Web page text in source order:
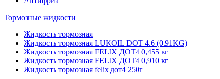
Тормозные жидкости
Жидкость тормозная
Жидкость тормозная LUKOIL DOT 4.6 (0.91KG)
Жидкость тормозная FELIX ДОТ4 0,455 кг
Жидкость тормозная FELIX ДОТ4 0,910 кг
Жидкость тормозная felix дот4 250г